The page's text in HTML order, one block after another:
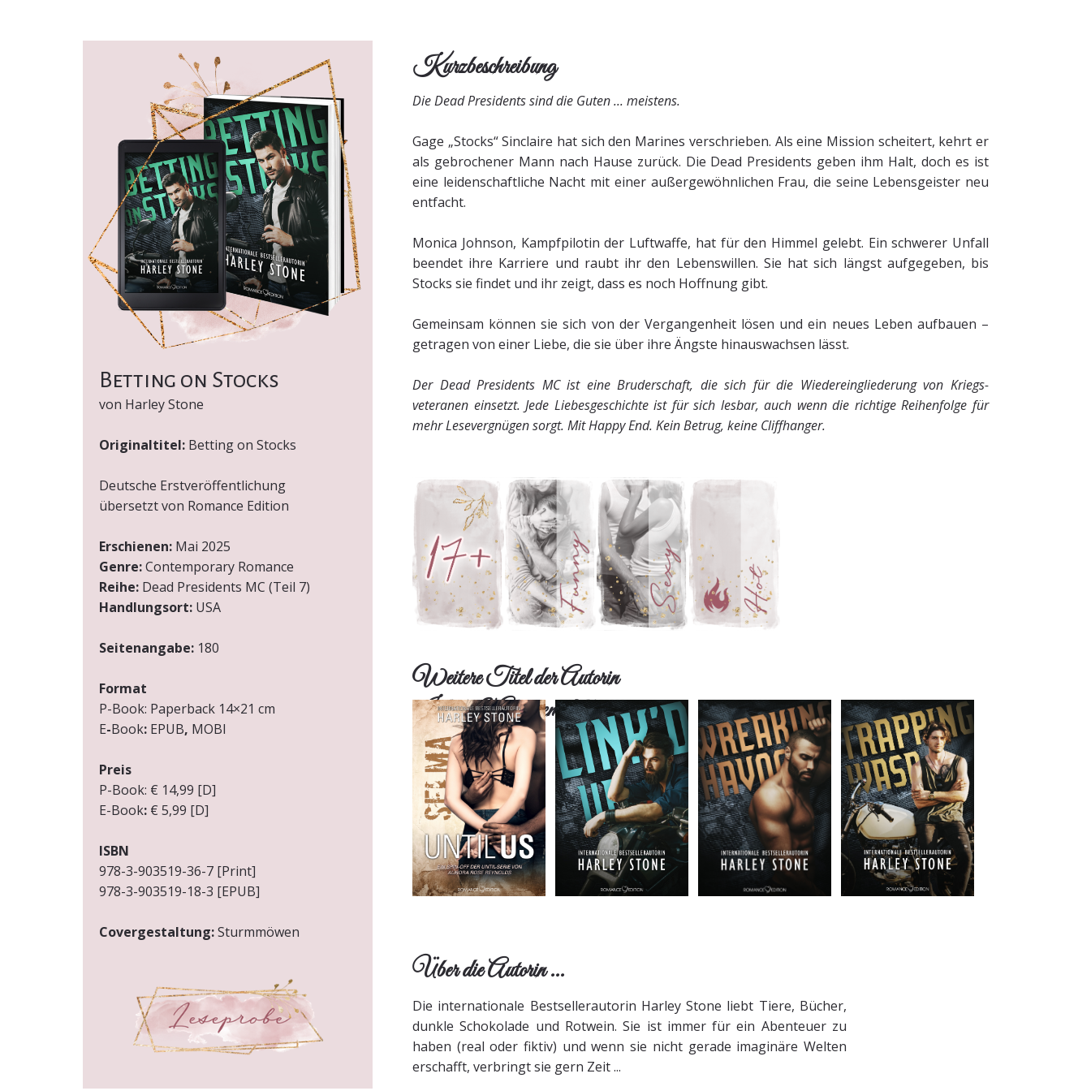
Betting on Stocks
von Harley Stone
Originaltitel: Betting on Stocks
Deutsche Erstveröffentlichung
übersetzt von Romance Edition
Erschienen: Mai 2025
Genre:Contemporary Romance
Reihe: Dead Presidents MC (Teil 7)
Handlungsort: USA
Seitenangabe: 180
Format
P-Book: Paperback 14×21 cm
E-Book: EPUB, MOBI
Preis
P-Book: € 14,99 [D]
E-Book: € 5,99 [D]
ISBN
978-3-903519-36-7 [Print]
978-3-903519-18-3 [EPUB]
Covergestaltung:Sturmmöwen
Kurzbeschreibung
Die Dead Presidents sind die Guten ... meistens.
Gage „Stocks“ Sinclaire hat sich den Marines verschrieben. Als eine Mission scheitert, kehrt er
als gebrochener Mann nach Hause zurück. Die Dead Presidents geben ihm Halt, doch es ist
eine leidenschaftliche Nacht mit einer außergewöhnlichen Frau, die seine Lebensgeister neu
entfacht.
Monica Johnson, Kampfpilotin der Luftwaffe, hat für den Himmel gelebt. Ein schwerer Unfall
beendet ihre Karriere und raubt ihr den Lebenswillen. Sie hat sich längst aufgegeben, bis
Stocks sie findet und ihr zeigt, dass es noch Hoffnung gibt.
Gemeinsam können sie sich von der Vergangenheit lösen und ein neues Leben aufbauen –
getragen von einer Liebe, die sie über ihre Ängste hinauswachsen lässt.
Der Dead Presidents MC ist eine Bruderschaft, die sich für die Wiedereingliederung von Kriegs-
veteranen einsetzt. Jede Liebesgeschichte ist für sich lesbar, auch wenn die richtige Reihenfolge für
mehr Lesevergnügen sorgt. Mit Happy End. Kein Betrug, keine Cliffhanger.
Inhalt & Altersempfehlung
Die internationale Bestsellerautorin Harley Stone liebt Tiere, Bücher,
dunkle Schokolade und Rotwein. Sie ist immer für ein Abenteuer zu
haben (real oder fiktiv) und wenn sie nicht gerade imaginäre Welten
erschafft, verbringt sie gern Zeit ...
Über die Autorin ...
Weitere Titel der Autorin